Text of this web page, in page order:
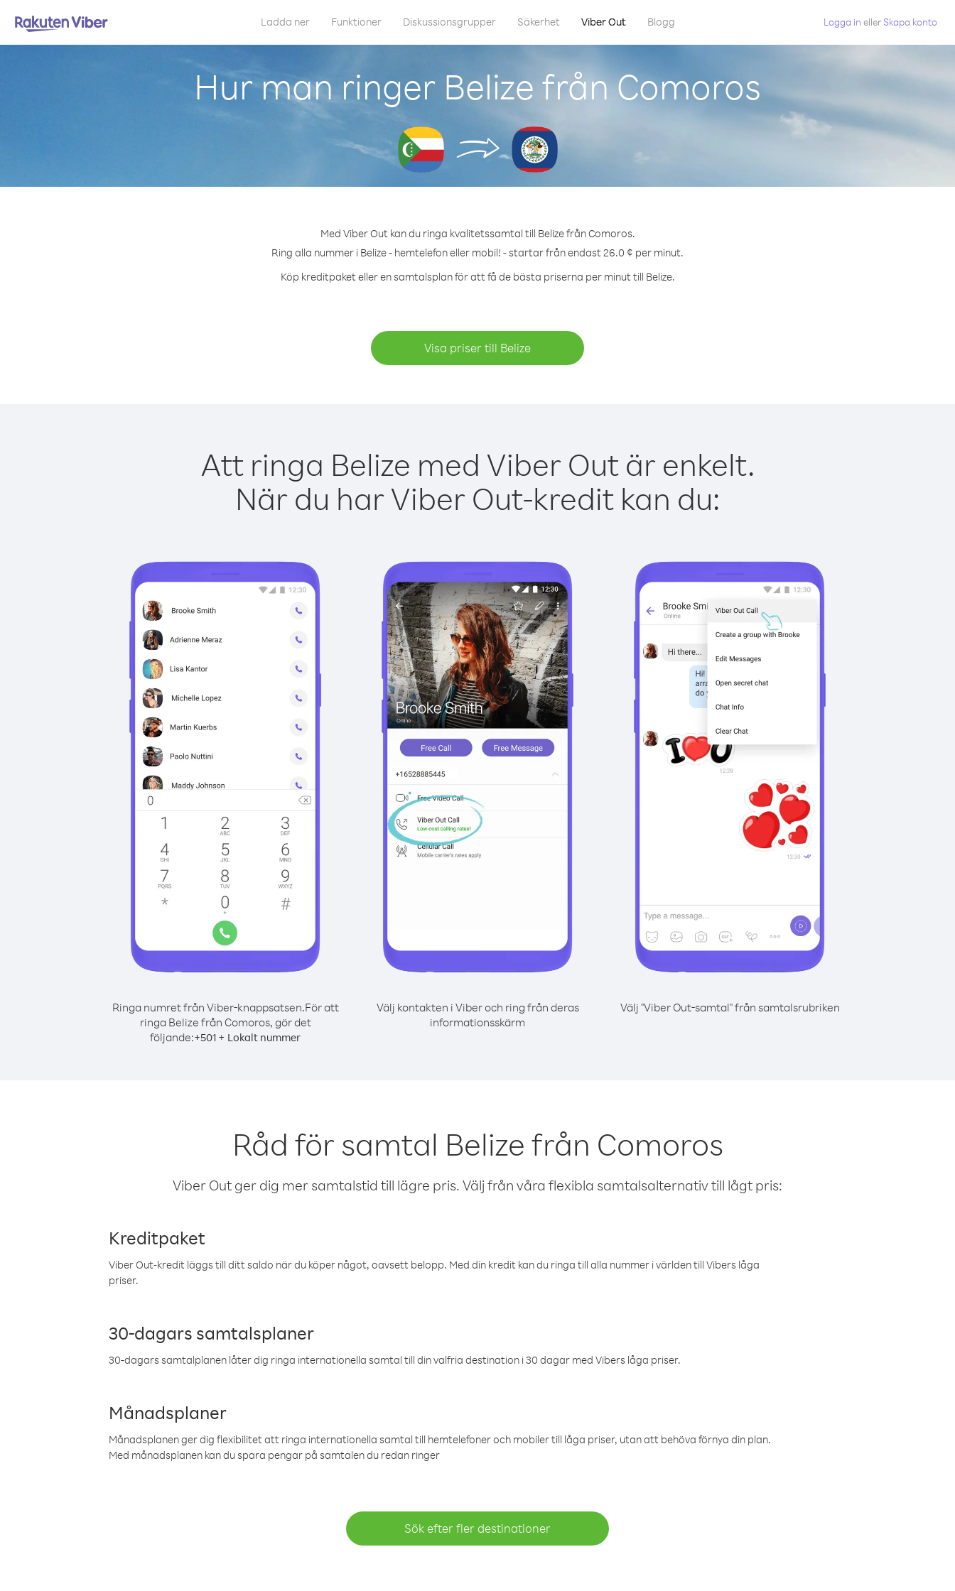
Ladda ner Funktioner Diskussionsgrupper Säkerhet Viber Out Blogg Logga in eller Skapa konto
Hur man ringer Belize från Comoros
Med Viber Out kan du ringa kvalitetssamtal till Belize från Comoros.
Ring alla nummer i Belize - hemtelefon eller mobil! - startar från endast 26.0 ¢ per minut.
Köp kreditpaket eller en samtalsplan för att få de bästa priserna per minut till Belize.
Visa priser till Belize
Att ringa Belize med Viber Out är enkelt.
När du har Viber Out-kredit kan du:
Ringa numret från Viber-knappsatsen.För att
ringa Belize från Comoros, gör det
följande:+501 + Lokalt nummer
Välj kontakten i Viber och ring från deras
informationsskärm
Välj "Viber Out-samtal" från samtalsrubriken
Råd för samtal Belize från Comoros
Viber Out ger dig mer samtalstid till lägre pris. Välj från våra flexibla samtalsalternativ till lågt pris:
Kreditpaket
Viber Out-kredit läggs till ditt saldo när du köper något, oavsett belopp. Med din kredit kan du ringa till alla nummer i världen till Vibers låga
priser.
30-dagars samtalsplaner
30-dagars samtalplanen låter dig ringa internationella samtal till din valfria destination i 30 dagar med Vibers låga priser.
Månadsplaner
Månadsplanen ger dig flexibilitet att ringa internationella samtal till hemtelefoner och mobiler till låga priser, utan att behöva förnya din plan.
Med månadsplanen kan du spara pengar på samtalen du redan ringer
Sök efter fler destinationer